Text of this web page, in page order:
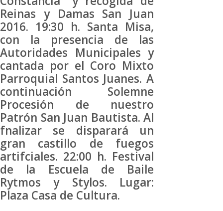
Reinas y Damas San Juan
2016. 19:30 h. Santa Misa,
con la presencia de las
Autoridades Municipales y
cantada por el Coro Mixto
Parroquial Santos Juanes. A
continuación Solemne
Procesión de nuestro
Patrón San Juan Bautista. Al
fnalizar se disparará un
gran castillo de fuegos
artifciales. 22:00 h. Festival
de la Escuela de Baile
Rytmos y Stylos. Lugar:
Plaza Casa de Cultura.